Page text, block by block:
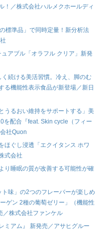
！／株式会社ハルメクホールディ
標準品」で同時定量！新分析法
アブル「オラフル クリア」新発
続ける美活習慣。冷え、脚のむ
る機能性表示食品が新登場／新日
うるおい維持をサポートする」美
を配合『feat. Skin cycle（フィー
社Quon
ほぐし浸透「エクイタンス ホワ
式会社
り睡眠の質が改善する可能性が確
味」の2つのフレーバーが楽しめ
ゲン 2種の葡萄ゼリー」（機能性
／株式会社ファンケル
ミアム』 新発売／アサヒグルー